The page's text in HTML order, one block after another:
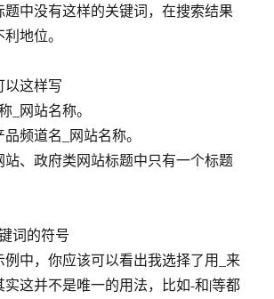
题中没有这样的关键词，在搜索结果
地位。
以这样写
_网站名称。
频道名_网站名称。
站、政府类网站标题中只有一个标题
的符号
中，你应该可以看出我选择了用_来
实这并不是唯一的用法，比如-和|等都